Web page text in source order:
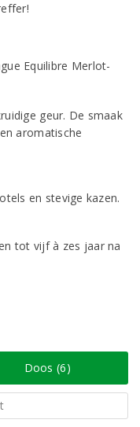
geur. De smaak
aromatische
en stevige kazen.
tot vijf à zes jaar na
Doos (6)